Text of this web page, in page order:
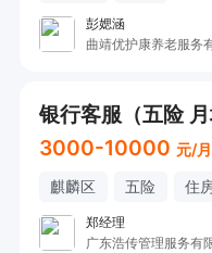
彭媤涵
曲靖优护康养老服务
3000-10000 元/月
麒麟区 五险 住
郑经理
广东浩传管理服务有